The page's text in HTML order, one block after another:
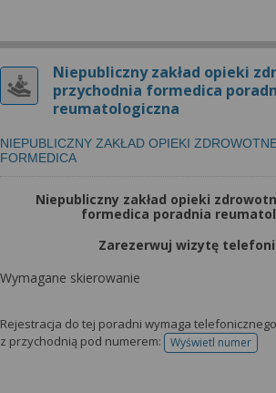
Niepubliczny zakład opieki
przychodnia formedica
reumatologiczna
NIEPUBLICZNY ZAKŁAD OPIEKI
FORMEDICA
Niepubliczny zakład opieki
formedica poradnia
Zarezerwuj wizytę
Wymagane skierowanie
Rejestracja do tej poradni wymaga
z przychodnią pod numerem:
Wyświetl numer
telefonu do